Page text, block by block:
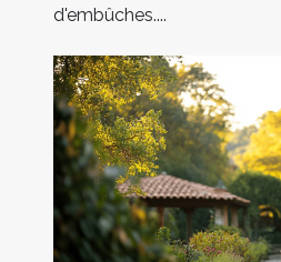
d'embûches....